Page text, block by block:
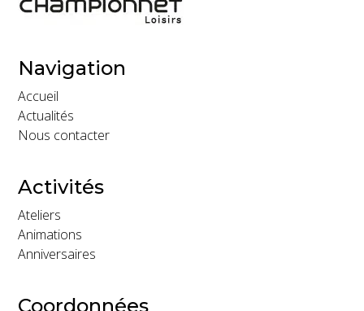
Navigation
Accueil
Actualités
Nous contacter
Activités
Ateliers
Animations
Anniversaires
Coordonnées